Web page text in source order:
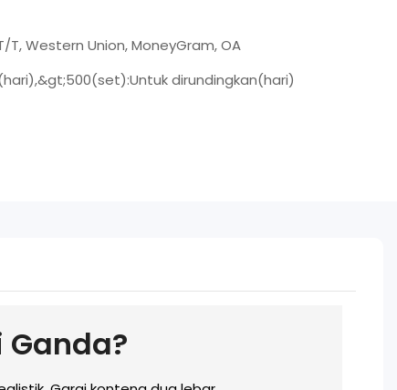
T, Western Union, MoneyGram, OA
dirundingkan(hari)